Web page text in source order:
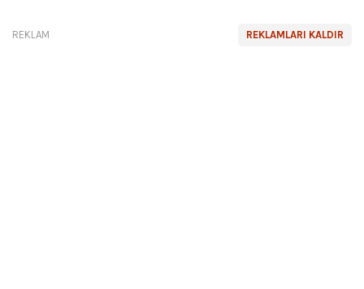
REKLAMLARI KALDIR
REKLAM